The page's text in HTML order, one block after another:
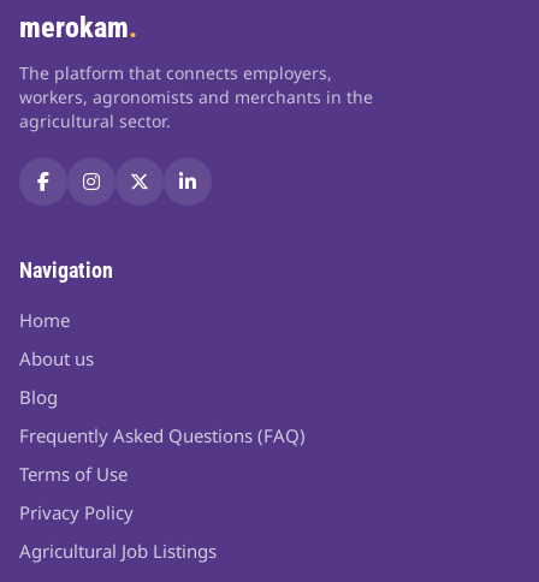
merokam.
The platform that connects employers,
workers, agronomists and merchants in the
agricultural sector.
Navigation
Home
About us
Blog
Frequently Asked Questions (FAQ)
Terms of Use
Privacy Policy
Agricultural Job Listings